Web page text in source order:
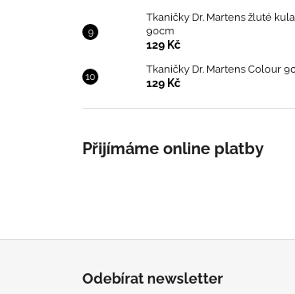
Tkaničky Dr. Martens žluté
90cm
129 Kč
Tkaničky Dr. Martens Colour
129 Kč
Přijímáme online platby
Odebírat newsletter